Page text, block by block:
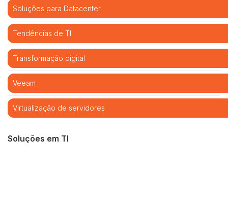
Soluções para Datacenter
Tendências de TI
Transformação digital
Veeam
Virtualização de servidores
Soluções em TI